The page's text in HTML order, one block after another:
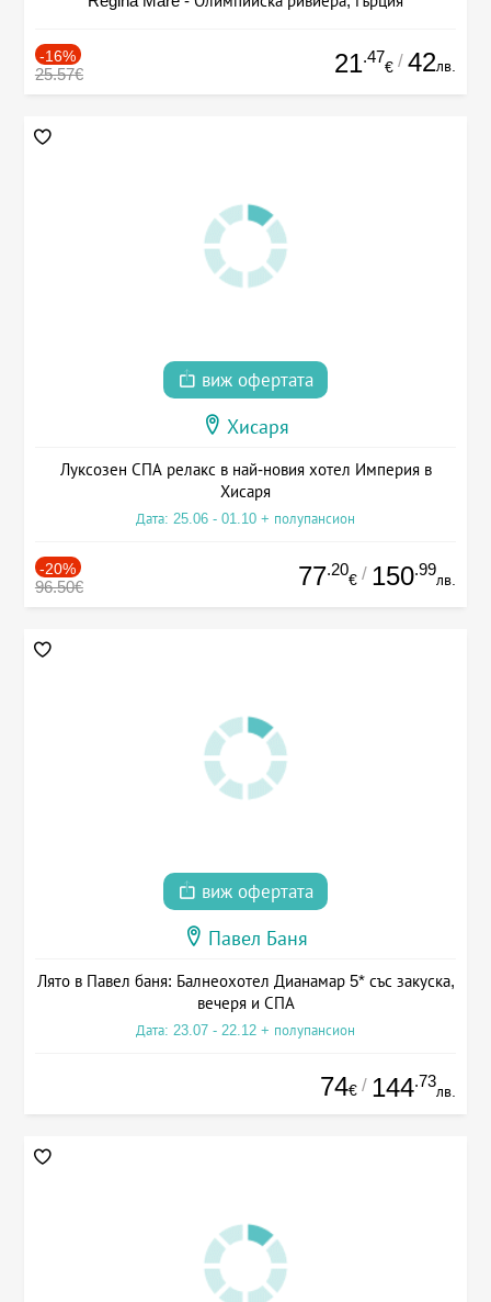
-16%
25.57€ 21.47
€ / 42лв.
виж офертата
Хисаря
Луксозен СПА релакс в най-новия хотел Империя в
Хисаря
Дата: 25.06 - 01.10 + полупансион
-20%
96.50€ 77.20
€ / 150.99
лв.
виж офертата
Павел Баня
Лято в Павел баня: Балнеохотел Дианамар 5* със закуска,
вечеря и СПА
Дата: 23.07 - 22.12 + полупансион
74€ / 144.73
лв.